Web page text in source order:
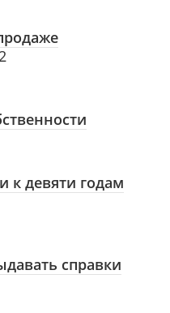
к девяти годам
справки